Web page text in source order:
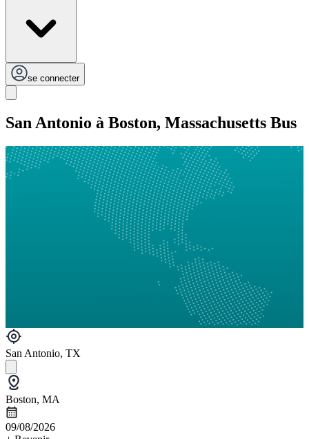
se connecter
San Antonio à Boston, Massachusetts Bus
San Antonio, TX
Boston, MA
09/08/2026